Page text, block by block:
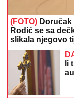
(FOTO)
Rodić se sa
slikala njegovo
li